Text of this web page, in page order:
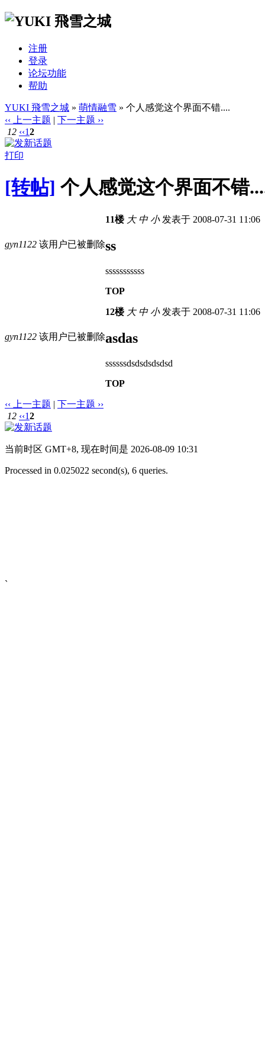
注册
登录
论坛功能
帮助
YUKI 飛雪之城 » 萌情融雪 » 个人感觉这个界面不错....
‹‹ 上一主题 | 下一主题 ››
12 ‹‹12
打印
[转帖] 个人感觉这个界面不错
gyn1122 该用户已被删除
11楼 大 中 小发表于 2008-07-31 11:06
ss
sssssssssss
TOP
gyn1122 该用户已被删除
12楼 大 中 小发表于 2008-07-31 11:06
asdas
ssssssdsdsdsdsdsd
TOP
‹‹ 上一主题 | 下一主题 ››
12 ‹‹12
当前时区 GMT+8, 现在时间是 2026-08-09 10:31
Processed in 0.025022 second(s), 6 queries.
`